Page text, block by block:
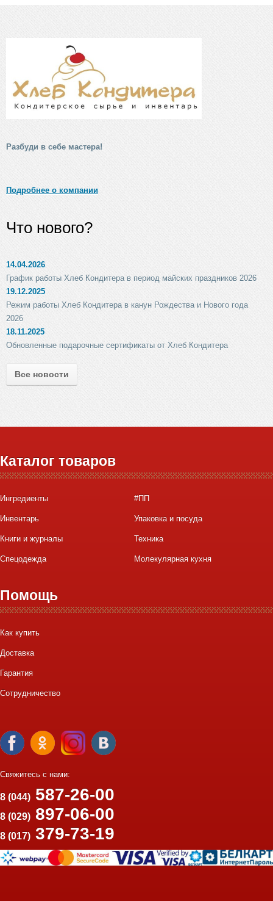
Разбуди в себе мастера!
Подробнее о компании
Что нового?
14.04.2026
График работы Хлеб Кондитера в период майских праздников 2026
19.12.2025
Режим работы Хлеб Кондитера в канун Рождества и Нового года
2026
18.11.2025
Обновленные подарочные сертификаты от Хлеб Кондитера
Все новости
Каталог товаров
Ингредиенты #ПП
Инвентарь Упаковка и посуда
Книги и журналы Техника
Спецодежда Молекулярная кухня
Помощь
Как купить
Доставка
Гарантия
Сотрудничество
Свяжитесь с нами:
8 (044) 587-26-00
8 (029) 897-06-00
8 (017) 379-73-19